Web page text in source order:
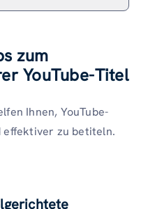
zum
YouTube-Titel
Ihnen, YouTube-
zu betiteln.